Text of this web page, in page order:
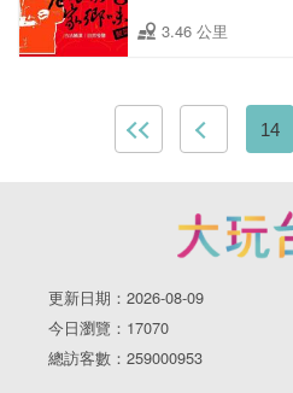
3.46 公里
14
更新日期：2026-08-09
今日瀏覽：17070
總訪客數：259000953